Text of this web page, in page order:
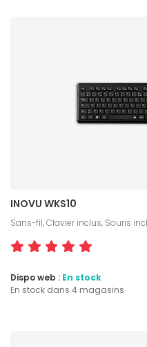
INOVU WKS10
Sans-fil, Clavier inclus, Souris
Dispo web : En stock
En stock dans 4 magasins